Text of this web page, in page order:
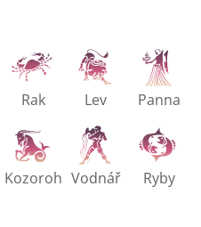
Rak Lev Panna
Kozoroh Vodnář Ryby